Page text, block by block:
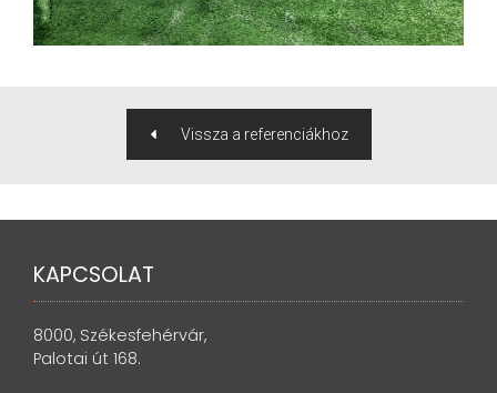
Vissza a referenciákhoz
KAPCSOLAT
8000, Székesfehérvár,
Palotai út 168.